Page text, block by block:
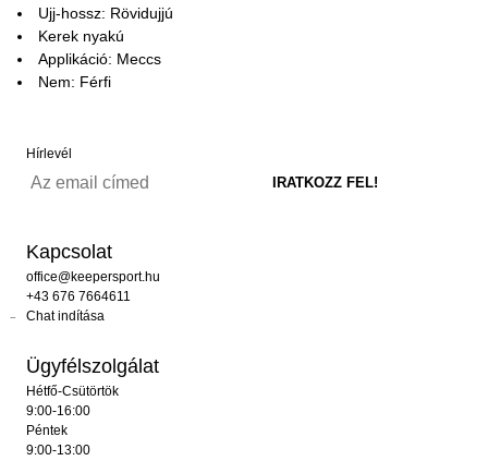
Ujj-hossz: Rövidujjú
Kerek nyakú
Applikáció: Meccs
Nem: Férfi
Hírlevél
Kapcsolat
office@keepersport.hu
+43 676 7664611
Chat indítása
Ügyfélszolgálat
Hétfő-Csütörtök
9:00-16:00
Péntek
9:00-13:00